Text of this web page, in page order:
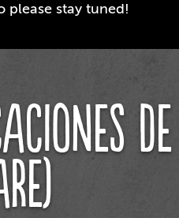
please stay tuned!